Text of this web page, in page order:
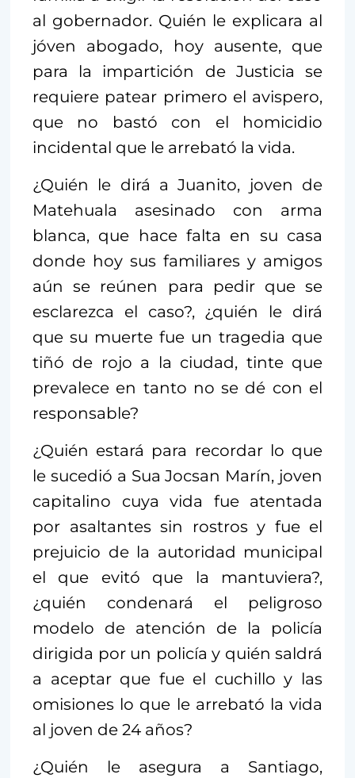
al gobernador. Quién le explicara al
jóven abogado, hoy ausente, que
para la impartición de Justicia se
requiere patear primero el avispero,
que no bastó con el homicidio
incidental que le arrebató la vida.
¿Quién le dirá a Juanito, joven de
Matehuala asesinado con arma
blanca, que hace falta en su casa
donde hoy sus familiares y amigos
aún se reúnen para pedir que se
esclarezca el caso?, ¿quién le dirá
que su muerte fue un tragedia que
tiñó de rojo a la ciudad, tinte que
prevalece en tanto no se dé con el
responsable?
¿Quién estará para recordar lo que
le sucedió a Sua Jocsan Marín, joven
capitalino cuya vida fue atentada
por asaltantes sin rostros y fue el
prejuicio de la autoridad municipal
el que evitó que la mantuviera?,
¿quién condenará el peligroso
modelo de atención de la policía
dirigida por un policía y quién saldrá
a aceptar que fue el cuchillo y las
omisiones lo que le arrebató la vida
al joven de 24 años?
¿Quién le asegura a Santiago,